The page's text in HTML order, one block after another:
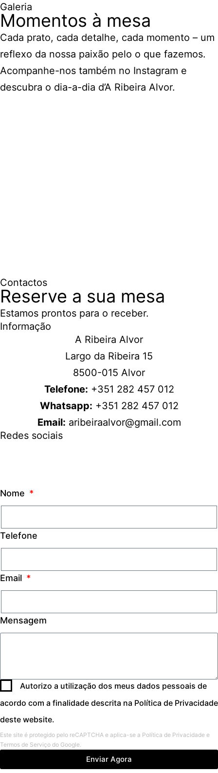
Galeria
Momentos à mesa
Cada prato, cada detalhe, cada momento – um
reflexo da nossa paixão pelo o que fazemos.
Acompanhe-nos também no Instagram e
descubra o dia-a-dia d’A Ribeira Alvor.
Contactos
Reserve a sua mesa
Estamos prontos para o receber.
Informação
A Ribeira Alvor
Largo da Ribeira 15
8500-015 Alvor
Telefone: +351 282 457 012
Whatsapp: +351 282 457 012
Email: aribeiraalvor@gmail.com
Redes sociais
Nome
Telefone
Email
Mensagem
Autorizo a utilização dos meus dados pessoais de
acordo com a finalidade descrita na Política de Privacidade
deste website.
Este site é protegido pelo reCAPTCHA e aplica-se a Política de Privacidade e
Termos de Serviço do Google.
Enviar Agora